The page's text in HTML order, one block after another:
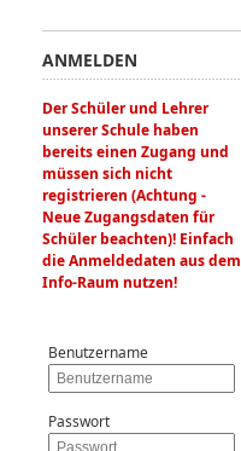
ANMELDEN
Der Schüler und Lehrer
unserer Schule haben
bereits einen Zugang und
müssen sich nicht
registrieren (Achtung -
Neue Zugangsdaten für
Schüler beachten)! Einfach
die Anmeldedaten aus dem
Info-Raum nutzen!
Benutzername
Passwort